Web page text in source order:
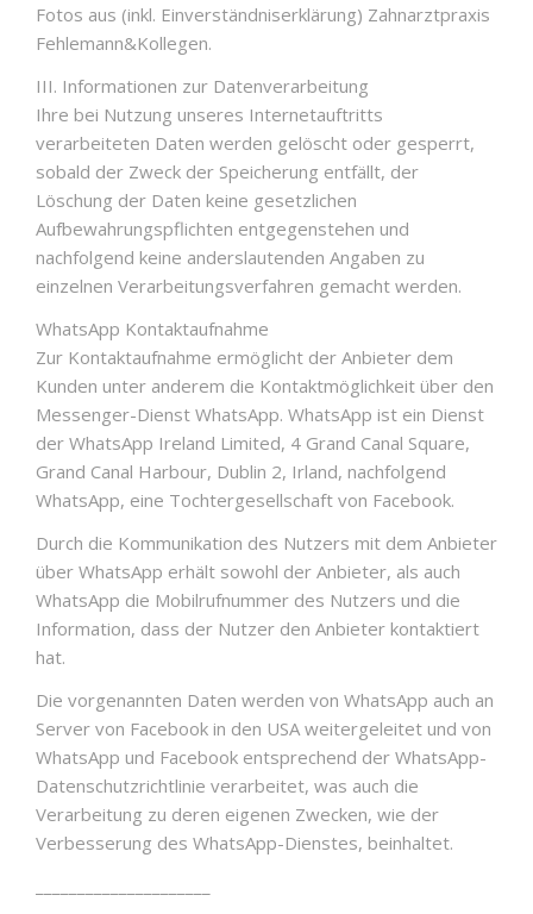
Fotos aus (inkl. Einverständniserklärung) Zahnarztpraxis
Fehlemann&Kollegen.
III. Informationen zur Datenverarbeitung
Ihre bei Nutzung unseres Internetauftritts
verarbeiteten Daten werden gelöscht oder gesperrt,
sobald der Zweck der Speicherung entfällt, der
Löschung der Daten keine gesetzlichen
Aufbewahrungspflichten entgegenstehen und
nachfolgend keine anderslautenden Angaben zu
einzelnen Verarbeitungsverfahren gemacht werden.
WhatsApp Kontaktaufnahme
Zur Kontaktaufnahme ermöglicht der Anbieter dem
Kunden unter anderem die Kontaktmöglichkeit über den
Messenger-Dienst WhatsApp. WhatsApp ist ein Dienst
der WhatsApp Ireland Limited, 4 Grand Canal Square,
Grand Canal Harbour, Dublin 2, Irland, nachfolgend
WhatsApp, eine Tochtergesellschaft von Facebook.
Durch die Kommunikation des Nutzers mit dem Anbieter
über WhatsApp erhält sowohl der Anbieter, als auch
WhatsApp die Mobilrufnummer des Nutzers und die
Information, dass der Nutzer den Anbieter kontaktiert
hat.
Die vorgenannten Daten werden von WhatsApp auch an
Server von Facebook in den USA weitergeleitet und von
WhatsApp und Facebook entsprechend der WhatsApp-
Datenschutzrichtlinie verarbeitet, was auch die
Verarbeitung zu deren eigenen Zwecken, wie der
Verbesserung des WhatsApp-Dienstes, beinhaltet.